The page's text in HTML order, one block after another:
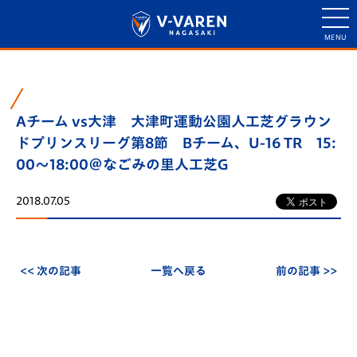
Aチーム vs大津 大津町運動公園人工芝グラウン
ドプリンスリーグ第8節 Bチーム、U-16 TR 15:
00～18:00＠なごみの里人工芝G
2018.07.05
<< 次の記事 一覧へ戻る 前の記事 >>